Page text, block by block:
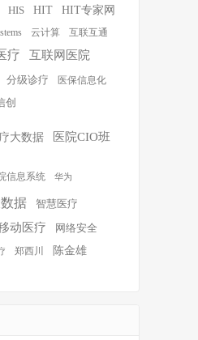
HIS HIT HIT专家网
云计算 互联互通
疗 互联网医院
分级诊疗 医保信息化
创
大数据 医院CIO班
信息系统 华为
据 智慧医疗
动医疗
网络安全
郑西川 陈金雄